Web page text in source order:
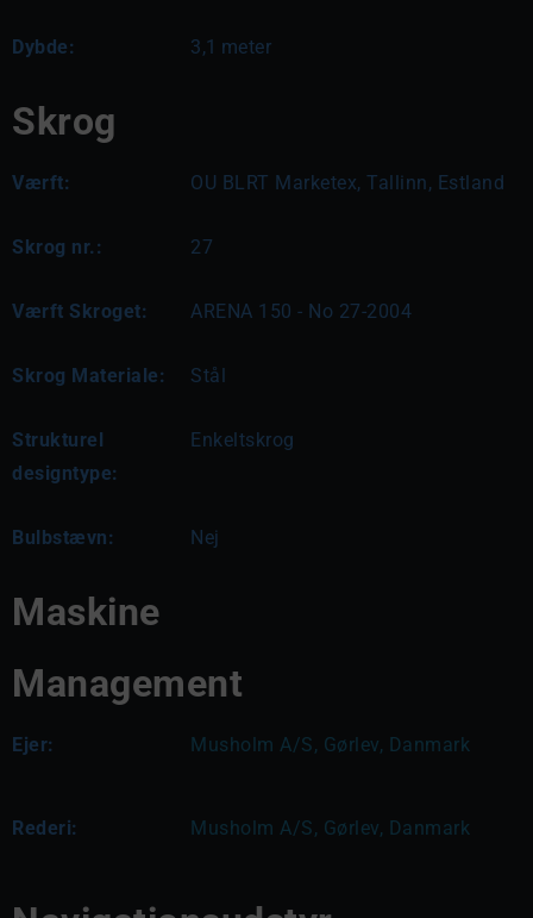
Dybde: 3,1 meter
Skrog
Værft: OU BLRT Marketex, Tallinn, Estland
Skrog nr.: 27
Værft Skroget: ARENA 150 - No 27-2004
Skrog Materiale: Stål
Strukturel
designtype:
Enkeltskrog
Bulbstævn: Nej
Maskine
Management
Ejer: Musholm A/S, Gørlev, Danmark
Rederi: Musholm A/S, Gørlev, Danmark